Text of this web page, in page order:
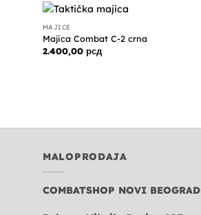
4.290,00 рсд.
MAJICE
Majica Combat C-2 crna
2.400,00 рсд
MALOPRODAJA
COMBATSHOP NOVI BEOGRAD